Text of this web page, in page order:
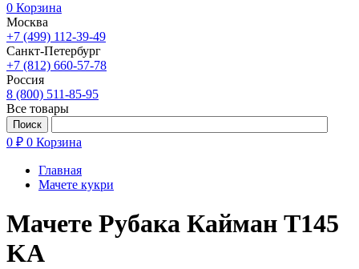
0 Корзина
Москва
+7 (499) 112-39-49
Санкт-Петербург
+7 (812) 660-57-78
Россия
8 (800) 511-85-95
Все товары
0 ₽ 0 Корзина
Главная
Мачете кукри
Мачете Рубака Кайман T145
KA